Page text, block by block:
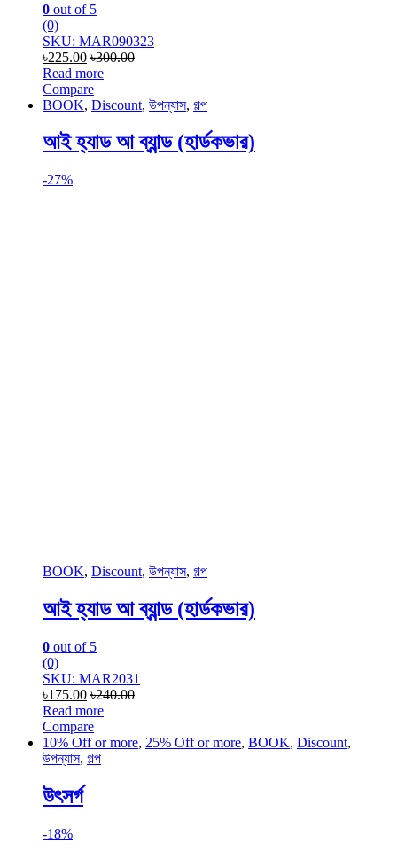
0 out of 5
(0)
SKU: MAR090323
৳225.00 ৳300.00
Read more
Compare
BOOK, Discount, উপন্যাস, গল্প
আই হ্যাড আ ব্যান্ড (হার্ডকভার)
-27%
BOOK, Discount, উপন্যাস, গল্প
আই হ্যাড আ ব্যান্ড (হার্ডকভার)
0 out of 5
(0)
SKU: MAR2031
৳175.00 ৳240.00
Read more
Compare
10% Off or more, 25% Off or more, BOOK, Discount,
উপন্যাস, গল্প
উৎসর্গ
-18%